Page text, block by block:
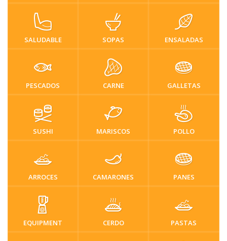
SALUDABLE SOPAS ENSALADAS
PESCADOS CARNE GALLETAS
SUSHI MARISCOS POLLO
ARROCES CAMARONES PANES
EQUIPMENT CERDO PASTAS